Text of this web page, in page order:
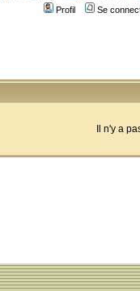
Profil
Se
Il n'y a